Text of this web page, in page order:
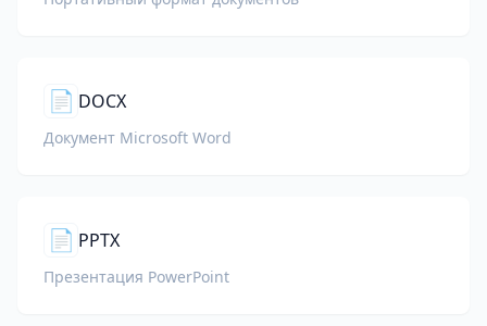
📄 DOCX
Документ Microsoft Word
📄 PPTX
Презентация PowerPoint